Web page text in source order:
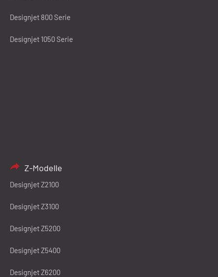
Designjet 800 Serie
Designjet 1050 Serie
Z-Modelle
Designjet Z2100
Designjet Z3100
Designjet Z5200
Designjet Z5400
Designjet Z6200